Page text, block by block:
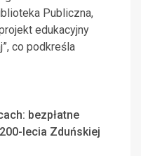
Publiczna,
edukacyjny
co podkreśla
bezpłatne
lecia Zduńskiej